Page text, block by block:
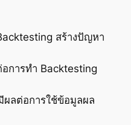
สร้างปัญหา
การทำ Backtesting
ลต่อการใช้ข้อมูลผล